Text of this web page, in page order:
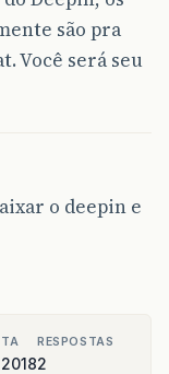
são pra
Você será seu
o deepin e
RESPOSTAS
2